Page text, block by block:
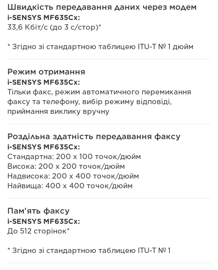
Швидкість передавання даних через модем
i-SENSYS MF635Cx:
33,6 Кбіт/с (до 3 с/стор)*
* Згідно зі стандартною таблицею ITU-T № 1 дюйм
Режим отримання
i-SENSYS MF635Cx:
Тільки факс, режим автоматичного перемикання
факсу та телефону, вибір режиму відповіді,
приймання виклику вручну
Роздільна здатність передавання факсу
i-SENSYS MF635Cx:
Стандартна: 200 x 100 точок/дюйм
Висока: 200 x 200 точок/дюйм
Надвисока: 200 x 400 точок/дюйм
Найвища: 400 x 400 точок/дюйм
Пам’ять факсу
i-SENSYS MF635Cx:
До 512 сторінок*
* Згідно зі стандартною таблицею ITU-T № 1